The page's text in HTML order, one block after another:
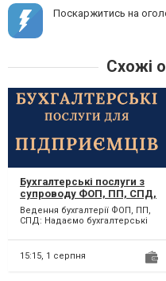
Поскаржитись на
Схожі
Бухгалтерські послуги з
супроводу ФОП, ПП, СПД,
підприємців. Онлайн.
Ведення бухгалтерії ФОП, ПП,
СПД: Надаємо бухгалтерські
здавання звітів для при...
15:15, 1 серпня